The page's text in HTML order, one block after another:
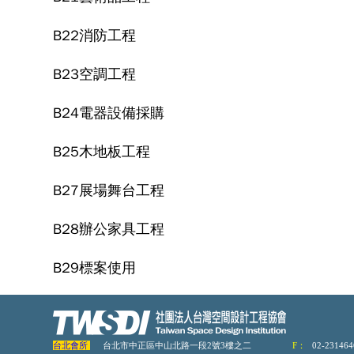
B22消防工程
B23空調工程
B24電器設備採購
B25木地板工程
B27展場舞台工程
B28辦公家具工程
B29標案使用
台北會所 台北市中正區中山北路一段2號3樓之二 F： 02-